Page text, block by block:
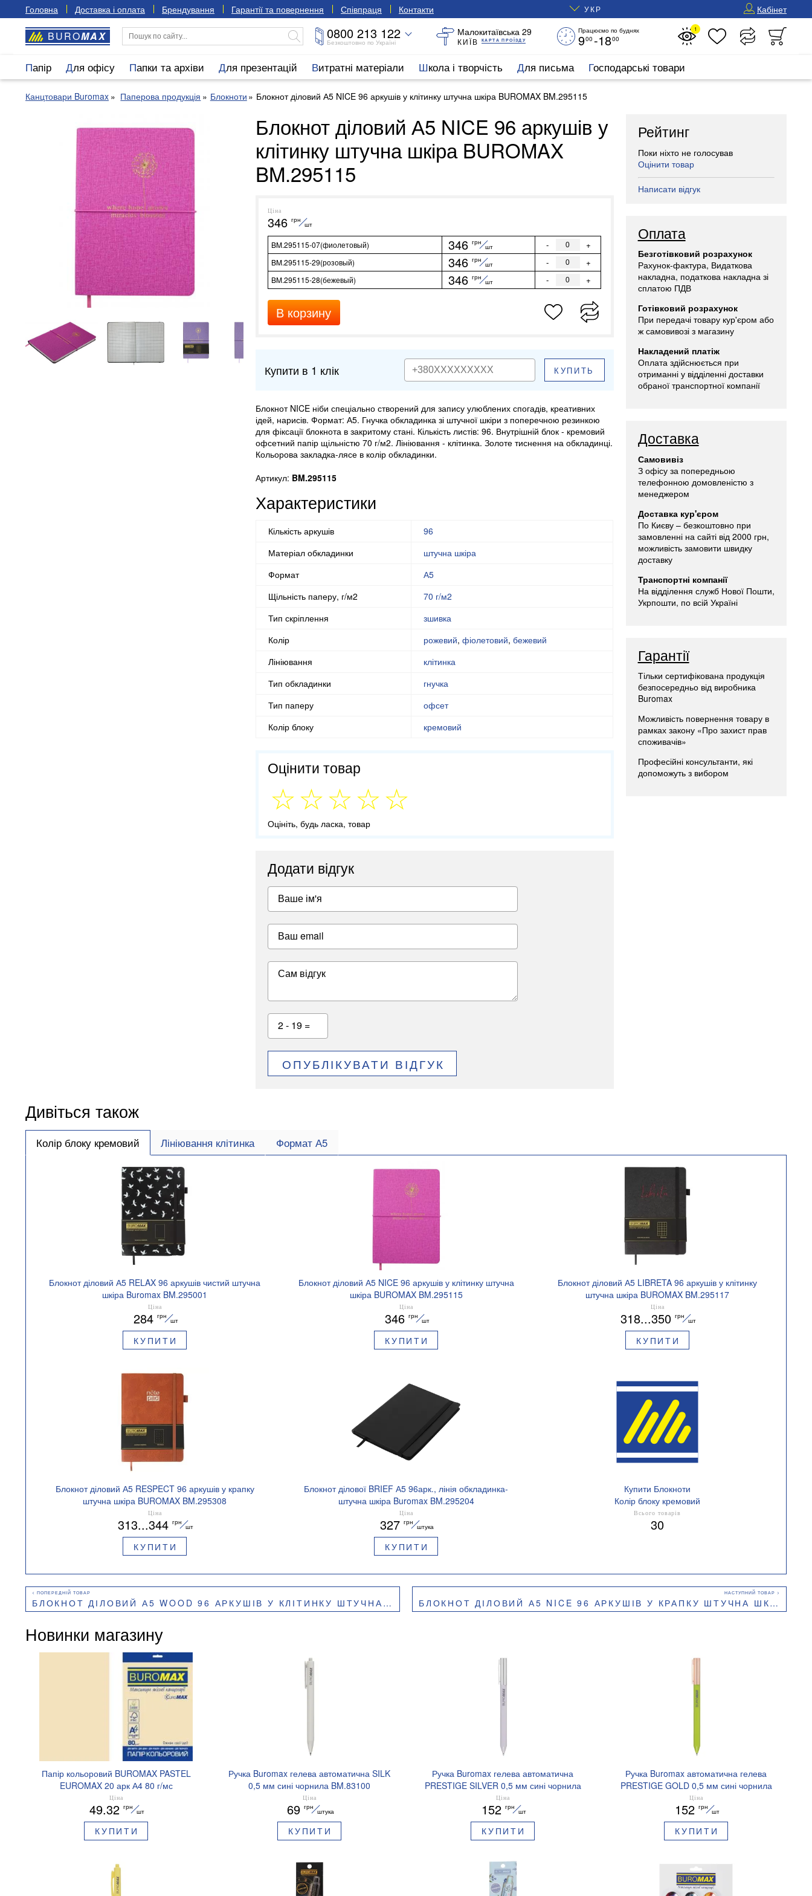
Головна Доставка і оплата Брендування Гарантії та повернення Співпраця Контакти УКР Кабінет
BUROMAX 0800 213 122
Безкоштовно по Україні
Малокитаївська 29
КИЇВ КАРТА ПРОЇЗДУ
Працюємо по буднях
900 -1800
1
Папір Для офісу Папки та архіви Для презентацій Витратні матеріали Школа і творчість Для письма Господарські товари
Канцтовари Buromax Паперова продукція Блокноти Блокнот діловий А5 NICE 96 аркушів у клітинку штучна шкіра BUROMAX BM.295115
Блокнот діловий А5 NICE 96 аркушів у
клітинку штучна шкіра BUROMAX
BM.295115
Ціна
346 грн
шт
BM.295115-07(фиолетовый) 346 грн
шт - +
BM.295115-29(розовый) 346 грн
шт - +
BM.295115-28(бежевый) 346 грн
шт - +
В корзину
Купити в 1 клік КУПИТЬ
Блокнот NICE ніби спеціально створений для запису улюблених спогадів, креативних
ідей, нарисів. Формат: А5. Гнучка обкладинка зі штучної шкіри з поперечною резинкою
для фіксації блокнота в закритому стані. Кількість листів: 96. Внутрішній блок - кремовий
офсетний папір щільністю 70 г/м2. Лініювання - клітинка. Золоте тиснення на обкладинці.
Кольорова закладка-лясе в колір обкладинки.
Артикул: BM.295115
Характеристики
Кількість аркушів
96
Матеріал обкладинки
штучна шкіра
Формат
А5
Щільність паперу, г/м2
70 г/м2
Тип скріплення
зшивка
Колір
рожевий, фіолетовий, бежевий
Лініювання
клітинка
Тип обкладинки
гнучка
Тип паперу
офсет
Колір блоку
кремовий
Оцінити товар
Оцініть, будь ласка, товар
Додати відгук
Ваше ім'я
Ваш email
Сам відгук
2 - 19 =
ОПУБЛІКУВАТИ ВІДГУК
Рейтинг
Поки ніхто не голосував
Оцінити товар
Написати відгук
Оплата
Безготівковий розрахунок
Рахунок-фактура, Видаткова
накладна, податкова накладна зі
сплатою ПДВ
Готівковий розрахунок
При передачі товару кур'єром або
ж самовивозі з магазину
Накладений платіж
Оплата здійснюється при
отриманні у відділенні доставки
обраної транспортної компанії
Доставка
Самовивіз
З офісу за попередньою
телефонною домовленістю з
менеджером
Доставка кур'єром
По Києву – безкоштовно при
замовленні на сайті від 2000 грн,
можливість замовити швидку
доставку
Транспортні компанії
На відділення служб Нової Пошти,
Укрпошти, по всій Україні
Гарантії
Тільки сертифікована продукція
безпосередньо від виробника
Buromax
Можливість повернення товару в
рамках закону «Про захист прав
споживачів»
Професійні консультанти, які
допоможуть з вибором
Дивіться також
Колір блоку кремовий Лініювання клітинка Формат А5
Блокнот діловий А5 RELAX 96 аркушів чистий штучна
шкіра Buromax BM.295001
Ціна
284 грн
шт
КУПИТИ
Блокнот діловий А5 NICE 96 аркушів у клітинку штучна
шкіра BUROMAX BM.295115
Ціна
346 грн
шт
КУПИТИ
Блокнот діловий А5 LIBRETA 96 аркушів у клітинку
штучна шкіра BUROMAX BM.295117
Ціна
318...350 грн
шт
КУПИТИ
Блокнот діловий А5 RESPECT 96 аркушів у крапку
штучна шкіра BUROMAX BM.295308
Ціна
313...344 грн
шт
КУПИТИ
Блокнот ділової BRIEF А5 96арк., лінія обкладинка-
штучна шкіра Buromax BM.295204
Ціна
327 грн
штука
КУПИТИ
Купити Блокноти
Колір блоку кремовий
Всього товарів
30
БЛОКНОТ ДІЛОВИЙ А5 WOOD 96 АРКУШІВ У КЛІТИНКУ ШТУЧНА ШКІРА BUROMAX BM.295114 БЛОКНОТ ДІЛОВИЙ А5 NICE 96 АРКУШІВ У КРАПКУ ШТУЧНА ШКІРА BUROMAX BM.295315
Новинки магазину
Папір кольоровий BUROMAX PASTEL
EUROMAX 20 арк А4 80 г/мс
BM.2721220E-08
Ціна
49.32 грн
шт
КУПИТИ
Ручка Buromax гелева автоматична SILK
0,5 мм сині чорнила BM.83100
Ціна
69 грн
штука
КУПИТИ
Ручка Buromax гелева автоматична
PRESTIGE SILVER 0,5 мм сині чорнила
BM.83102
Ціна
152 грн
шт
КУПИТИ
Ручка Buromax автоматична гелева
PRESTIGE GOLD 0,5 мм сині чорнила
BM.83101
Ціна
152 грн
шт
КУПИТИ